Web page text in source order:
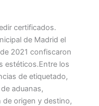
certificados.
de Madrid el
2021 confiscaron
estéticos.Entre los
de etiquetado,
aduanas,
de origen y destino,